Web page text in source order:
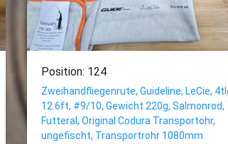
Position: 124
Zweihandfliegenrute, Guideline, LeCie,
12.6ft, #9/10, Gewicht 220g, Salmonrod,
Futteral, Original Codura Transportohr,
ungefischt, Transportrohr 1080mm